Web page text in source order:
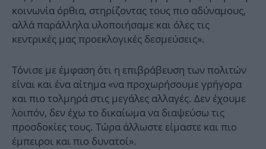
κοινωνία όρθια, στηρίζοντας τους πιο αδύναμους,
αλλά παράλληλα υλοποιήσαμε και όλες τις
κεντρικές μας προεκλογικές δεσμεύσεις».
Τόνισε με έμφαση ότι η επιβράβευση των πολιτών
είναι και ένα αίτημα «να προχωρήσουμε γρήγορα
και πιο τολμηρά στις μεγάλες αλλαγές. Δεν έχουμε
λοιπόν, δεν έχω το δικαίωμα να διαψεύσω τις
προσδοκίες τους. Τώρα άλλωστε είμαστε και πιο
έμπειροι και πιο δυνατοί».